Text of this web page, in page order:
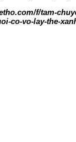
f/tam-
co-vo-lay-the-